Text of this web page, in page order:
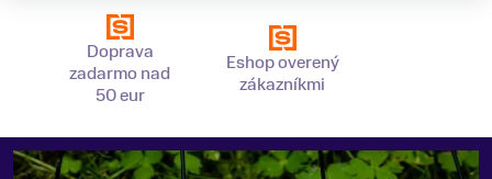
Doprava
zadarmo nad
50 eur
Eshop overený
zákazníkmi